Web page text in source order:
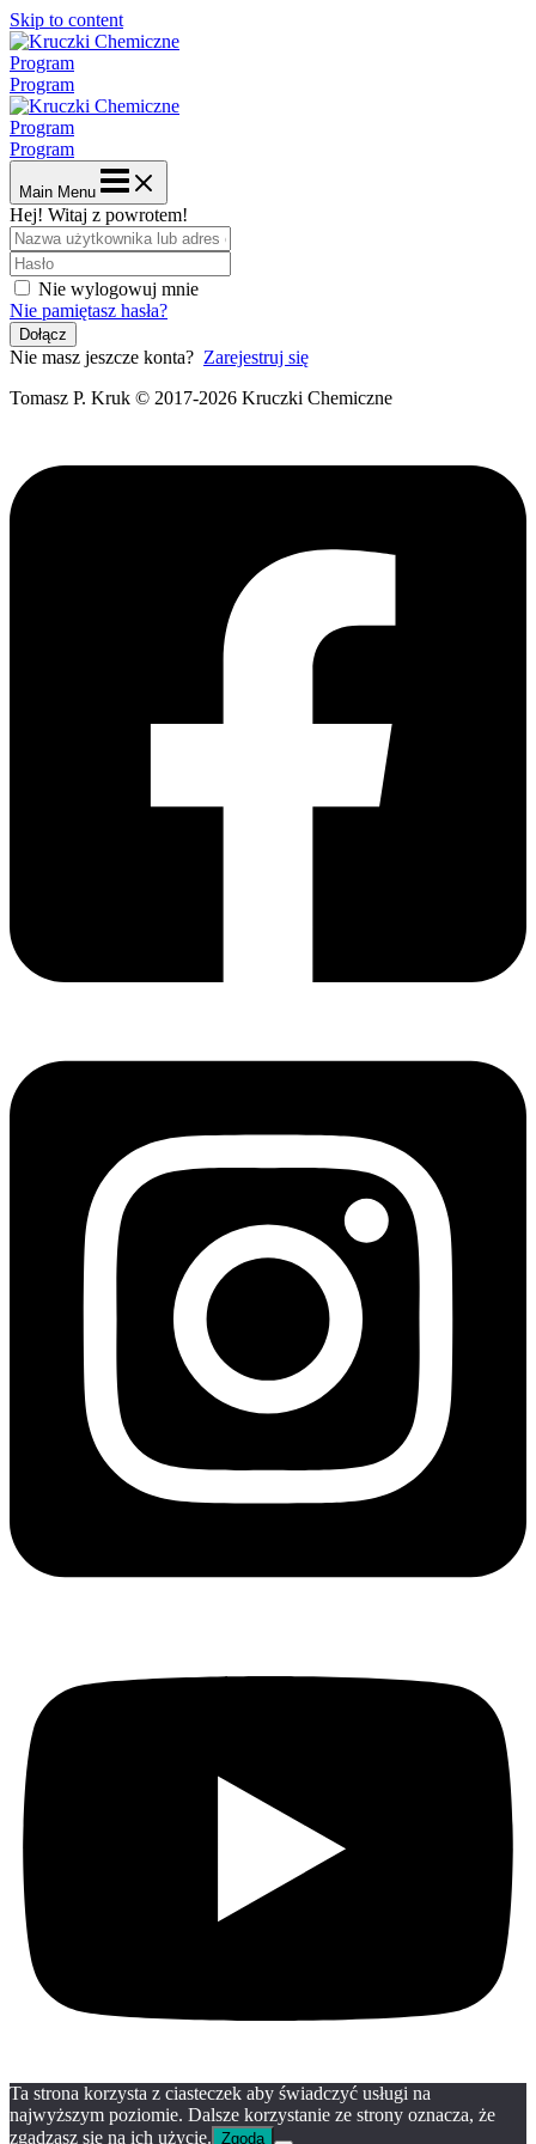
Skip to content
Program
Program
Program
Program
Main Menu
Hej! Witaj z powrotem!
Nie wylogowuj mnie
Nie pamiętasz hasła?
Dołącz
Nie masz jeszcze konta? Zarejestruj się
Tomasz P. Kruk © 2017-2026 Kruczki Chemiczne
Ta strona korzysta z ciasteczek aby świadczyć usługi na
najwyższym poziomie. Dalsze korzystanie ze strony oznacza, że
zgadzasz się na ich użycie. Zgoda